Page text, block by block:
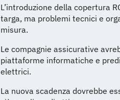
L’introduzione della copertura
targa, ma problemi tecnici e
misura.
Le compagnie assicurative
piattaforme informatiche e
elettrici.
La nuova scadenza dovrebbe